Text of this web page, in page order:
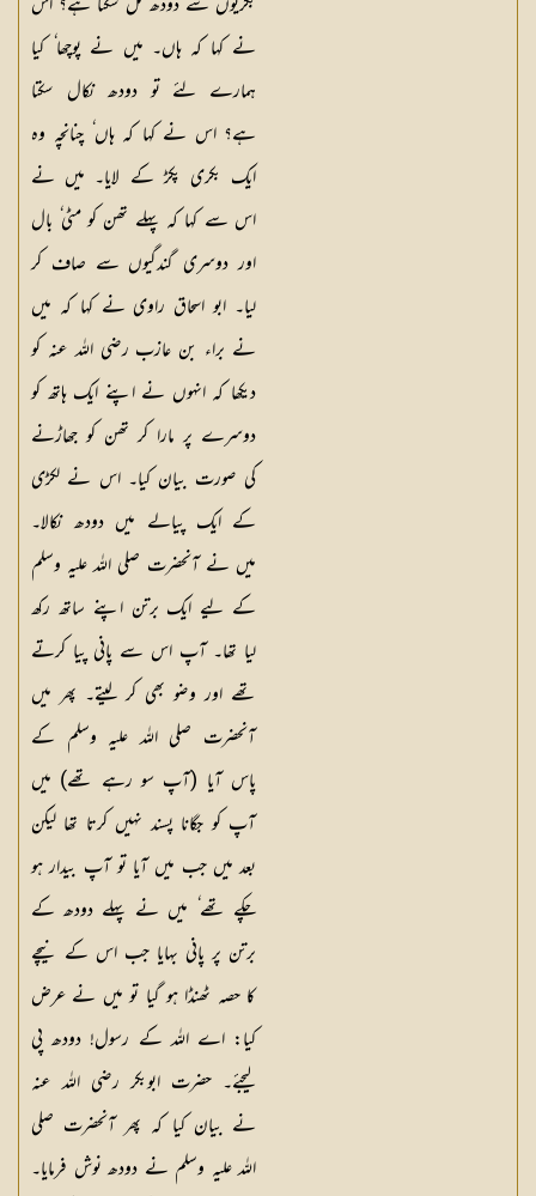
نے کہا کہ ہاں۔ میں نے پوچھا ٗ کیا
ہمارے لئے تو دودھ نکال سکتا
ہے؟ اس نے کہا کہ ہاں ٗ چنانچہ وہ
ایک بکری پکڑ کے لایا۔ میں نے
اس سے کہا کہ پہلے تھن کو مٹی ٗ بال
اور دوسری گندگیوں سے صاف کر
لیا۔ ابو اسحاق راوی نے کہا کہ میں
نے براء بن عازب رضی اللہ عنہ کو
دیکھا کہ انہوں نے اپنے ایک ہاتھ کو
دوسرے پر مارا کر تھن کو جھاڑنے
کی صورت بیان کیا۔ اس نے لکڑی
کے ایک پیالے میں دودھ نکالا۔
میں نے آنحضرت صلی اللہ علیہ وسلم
کے لیے ایک برتن اپنے ساتھ رکھ
لیا تھا۔ آپ اس سے پانی پیا کرتے
تھے اور وضو بھی کر لیتے۔ پھر میں
آنحضرت صلی اللہ علیہ وسلم کے
پاس آیا (آپ سو رہے تھے) میں
آپ کو جگانا پسند نہیں کرتا تھا لیکن
بعد میں جب میں آیا تو آپ بیدار ہو
چکے تھے ٗ میں نے پہلے دودھ کے
برتن پر پانی بہایا جب اس کے نیچے
کا حصہ ٹھنڈا ہو گیا تو میں نے عرض
کیا: اے اللہ کے رسول! دودھ پی
لیجئے۔ حضرت ابوبکر رضی اللہ عنہ
نے بیان کیا کہ پھر آنحضرت صلی
اللہ علیہ وسلم نے دودھ نوش فرمایا۔